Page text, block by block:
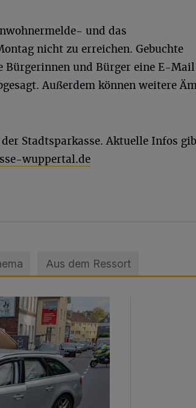
und das
nicht zu erreichen. Gebuchte
Bürgerinnen und Bürger eine E-Mail
Außerdem können weitere
Stadtsparkasse. Aktuelle Infos
wuppertal.de
Aus dem Ressort